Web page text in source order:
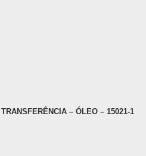
– ÓLEO – 15021-1